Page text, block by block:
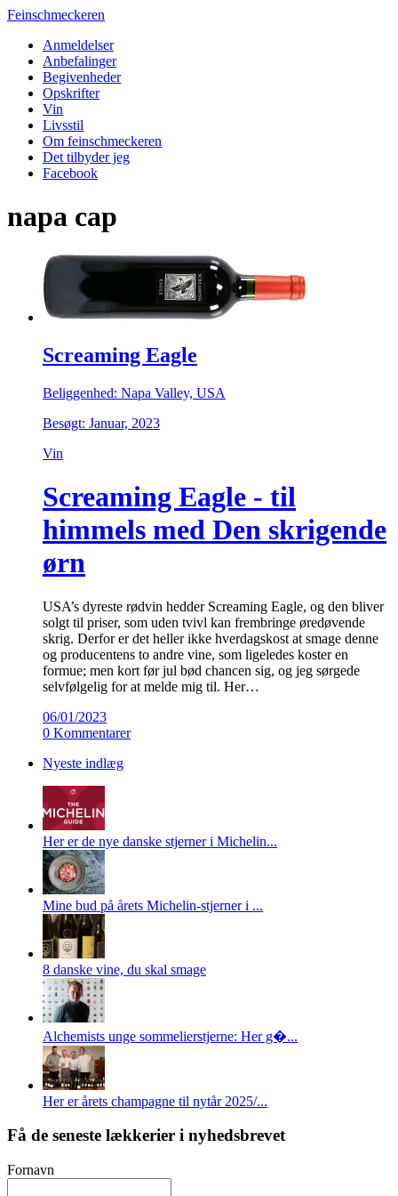
Feinschmeckeren
Anmeldelser
Anbefalinger
Begivenheder
Opskrifter
Vin
Livsstil
Om feinschmeckeren
Det tilbyder jeg
Facebook
napa cap
Screaming Eagle
Beliggenhed: Napa Valley, USA
Besøgt: Januar, 2023
Vin
Screaming Eagle - til
himmels med Den skrigende
ørn
USA’s dyreste rødvin hedder Screaming Eagle, og den bliver
solgt til priser, som uden tvivl kan frembringe øredøvende
skrig. Derfor er det heller ikke hverdagskost at smage denne
og producentens to andre vine, som ligeledes koster en
formue; men kort før jul bød chancen sig, og jeg sørgede
selvfølgelig for at melde mig til. Her…
06/01/2023
0 Kommentarer
Nyeste indlæg
Her er de nye danske stjerner i Michelin...
Mine bud på årets Michelin-stjerner i ...
8 danske vine, du skal smage
Alchemists unge sommelierstjerne: Her g�...
Her er årets champagne til nytår 2025/...
Få de seneste lækkerier i nyhedsbrevet
Fornavn